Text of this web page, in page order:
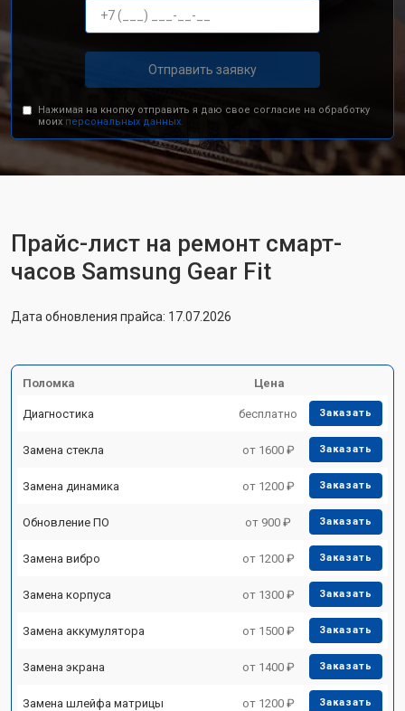
Отправить заявку
Нажимая на кнопку отправить я даю свое согласие на обработку
моих персональных данных.
Прайс-лист на ремонт смарт-
часов Samsung Gear Fit
Дата обновления прайса: 17.07.2026
Поломка Цена
Диагностика бесплатно Заказать
Замена стекла от 1600 ₽ Заказать
Замена динамика от 1200 ₽ Заказать
Обновление ПО от 900 ₽ Заказать
Замена вибро от 1200 ₽ Заказать
Замена корпуса от 1300 ₽ Заказать
Замена аккумулятора от 1500 ₽ Заказать
Замена экрана от 1400 ₽ Заказать
Замена шлейфа матрицы от 1200 ₽ Заказать